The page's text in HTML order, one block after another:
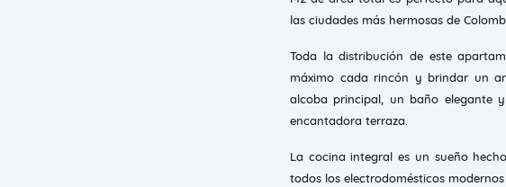
las ciudades más hermosas de
Toda la distribución de este
máximo cada rincón y brindar un
alcoba principal, un baño elegante
encantadora terraza.
La cocina integral es un sueño
todos los electrodomésticos